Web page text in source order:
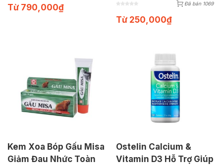
Từ 790,000₫ Đã bán 1069
Từ 250,000₫
Kem Xoa Bóp Gấu Misa
Giảm Đau Nhức Toàn
Ostelin Calcium &
Vitamin D3 Hỗ Trợ Giúp